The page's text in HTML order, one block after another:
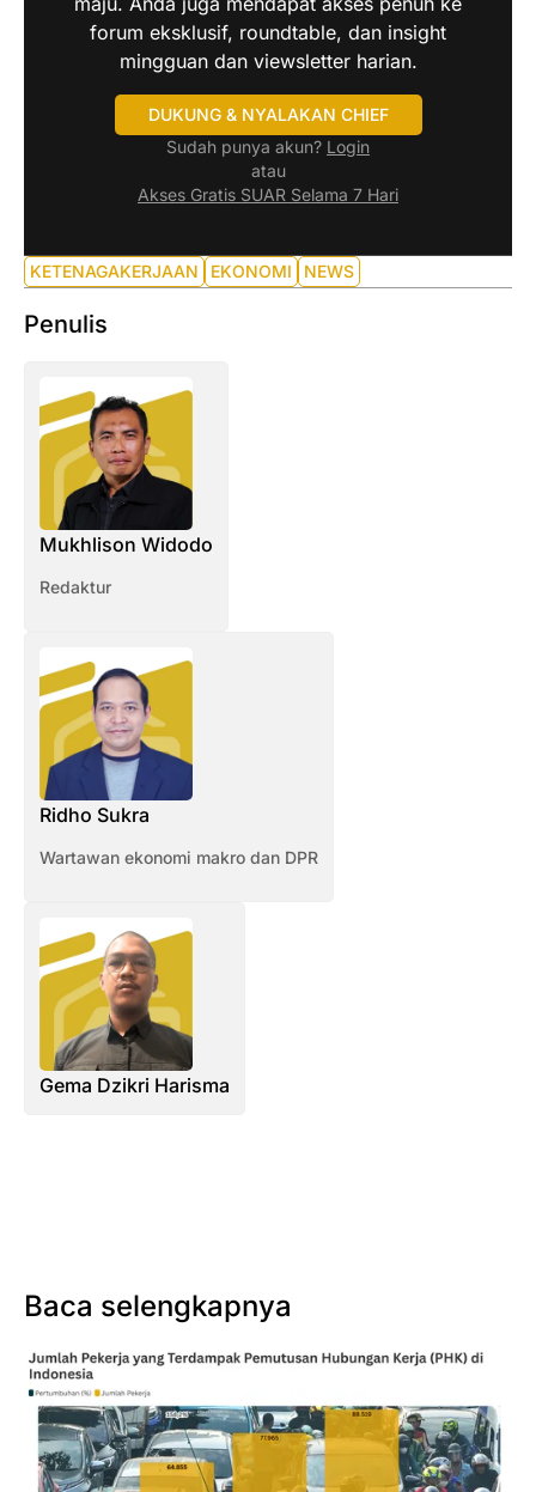
forum eksklusif, roundtable, dan insight
mingguan dan viewsletter harian.
DUKUNG & NYALAKAN CHIEF
Sudah punya akun? Login
atau
Akses Gratis SUAR Selama 7 Hari
KETENAGAKERJAAN EKONOMI NEWS
Penulis
Mukhlison Widodo
Redaktur
Ridho Sukra
Wartawan ekonomi makro dan DPR
Gema Dzikri Harisma
Baca selengkapnya